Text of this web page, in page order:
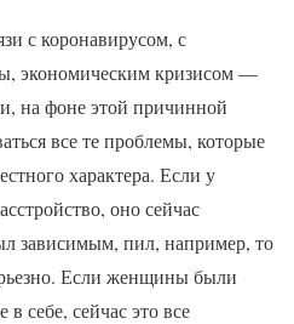
с коронавирусом, с
экономическим кризисом —
на фоне этой причинной
все те проблемы, которые
характера. Если у
оно сейчас
зависимым, пил, например, то
Если женщины были
себе, сейчас это все